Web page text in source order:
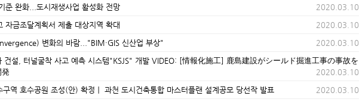
준 완화...도시재생사업 활성화 전망
2020.03.10
자금조달계획서 제출 대상지역 확대
2020.03.10
변화의 바람..."BIM·GIS 신산업 부상"
2020.03.10
건설, 터널굴착 사고 예측 시스템"KSJS" 개발 VIDEO: [情報化施工] 鹿島建設がシールド掘進工事の事故を
発
2020.03.10
구역 호수공원 조성(안) 확정ㅣ 과천 도시건축통합 마스터플랜 설계공모 당선작 발표
2020.03.10